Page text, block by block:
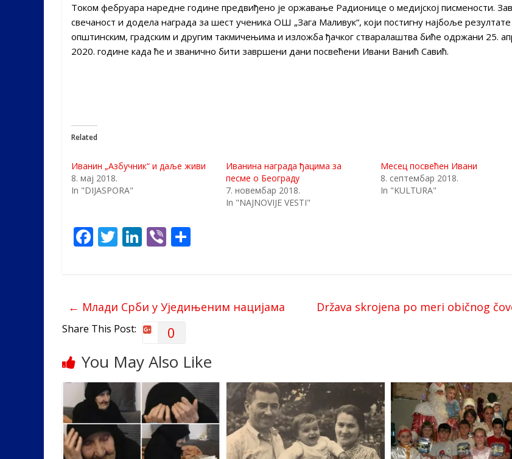
Током фебруара наредне године предвиђено је оржавање Радионице о медијској писмености.
свечаност и додела награда за шест ученика ОШ „Зага Маливук“, који постигну најбоље
општинским, градским и другим такмичењима и изложба ђачког стваралаштва биће одржани 25.
2020. године када ће и званично бити завршени дани посвећени Ивани Ванић Савић.
Related
Иванин „Азбучник“ и даље живи
8. мај 2018.
In "DIJASPORA"
Иванина награда ђацима за
песме о Београду
7. новембар 2018.
In "NAJNOVIJE VESTI"
Месец посвећен Ивани
8. септембар 2018.
In "KULTURA"
F
ac
o
o
k
T
w
Li
n
dI
n
Vi
b
← Млади Срби у Уједињеним нацијама Država skrojena po meri običnog
Share This Post: 0
You May Also Like